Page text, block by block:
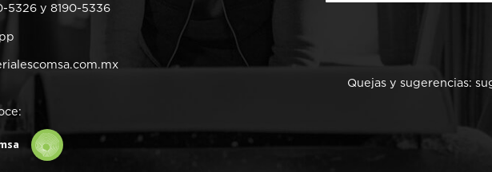
5326 y 8190-5336
Quejas y sugerencias: